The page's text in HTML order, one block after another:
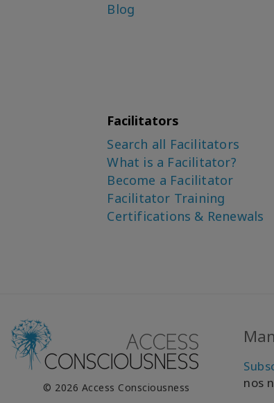
Blog
Facilitators
Search all Facilitators
What is a Facilitator?
Become a Facilitator
Facilitator Training
Certifications & Renewals
© 2026 Access Consciousness
nos